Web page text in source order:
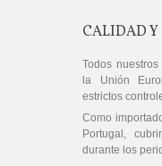
CALIDAD
Todos
la Unión
estrictos
Como
Portugal,
durante los